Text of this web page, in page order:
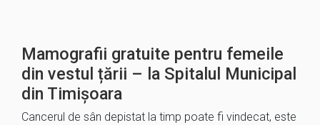
Mamografii gratuite pentru femeile
din vestul țării – la Spitalul Municipal
din Timișoara
Cancerul de sân depistat la timp poate fi vindecat, este